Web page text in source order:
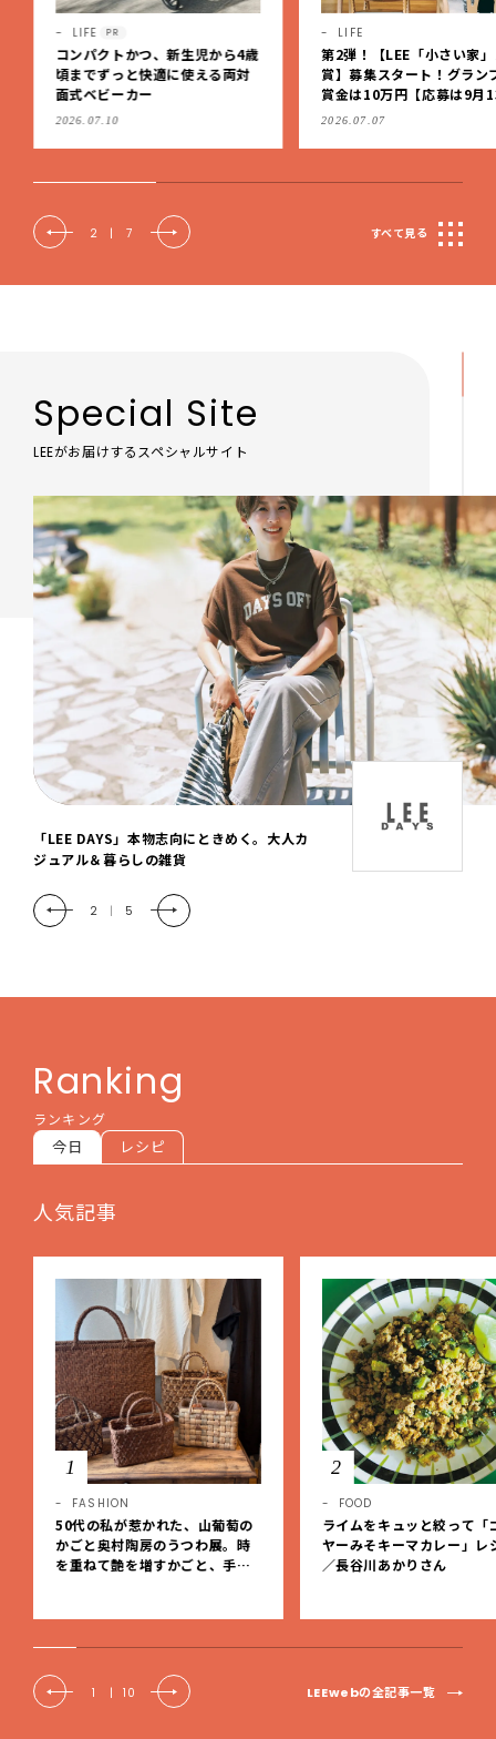
LIFE PR
コンパクトかつ、新生児から4歳
頃までずっと快適に使える両対
面式ベビーカー
2026.07.10
LIFE
第2弾！【LEE「小さい家
賞】募集スタート！グラン
賞金は10万円【応募は9月
（日）まで】
2026.07.07
2 | 7 すべて見る
Special Site
LEEがお届けするスペシャルサイト
「LEE DAYS」本物志向にときめく。大人カ
ジュアル＆暮らしの雑貨
2 | 5
Ranking
ランキング
今日 レシピ
人気記事
1
FASHION
50代の私が惹かれた、山葡萄の
かごと奥村陶房のうつわ展。時
を重ねて艶を増すかごと、手仕
2
FOOD
ライムをキュッと絞って「
ヤーみそキーマカレー」レ
／長谷川あかりさん
1 | 10 LEEwebの全記事一覧